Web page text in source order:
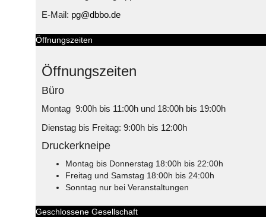
E-Mail: pg@dbbo.de
Öffnungszeiten
Öffnungszeiten
Büro
Montag 9:00h bis 11:00h und 18:00h bis 19:00h
Dienstag bis Freitag: 9:00h bis 12:00h
Druckerkneipe
Montag bis Donnerstag 18:00h bis 22:00h
Freitag und Samstag 18:00h bis 24:00h
Sonntag nur bei Veranstaltungen
Geschlossene Gesellschaft